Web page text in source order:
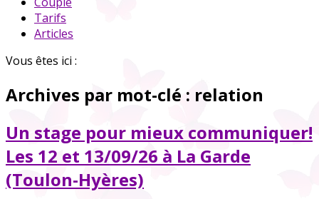
Tarifs
Articles
Vous êtes ici :
Archives par mot-clé : relation
Un stage pour mieux communiquer!
Les 12 et 13/09/26 à La Garde
(Toulon-Hyères)